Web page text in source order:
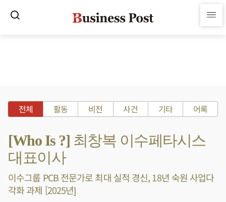
전체 활동 비전 사건 기타 어록
[Who Is ?] 최창복 이수페타시스
대표이사
이수그룹 PCB 전문가로 최대 실적 경신, 18년 숙원 사업다
각화 과제 [2025년]